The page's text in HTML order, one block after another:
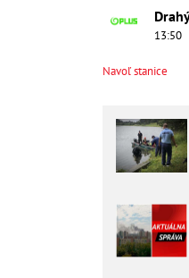
13:50
Navoľ stanice